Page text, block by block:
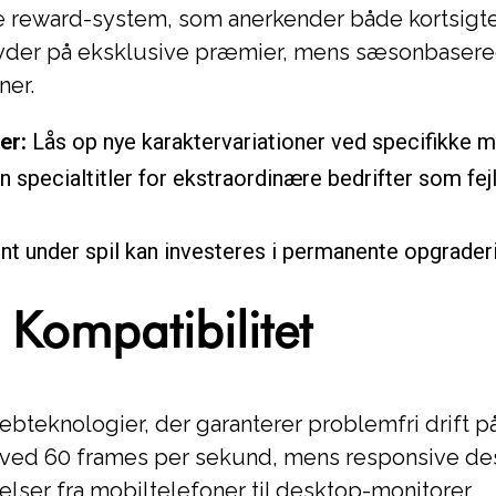
system, som anerkender både
på eksklusive præmier, mens
Lås op nye karaktervariationer ved specifikke
specialtitler for ekstraordinære bedrifter som
under spil kan investeres i permanente
Kompatibilitet
der garanterer problemfri drift
60 frames per sekund, mens responsive
fra mobiltelefoner til desktop-monitorer.